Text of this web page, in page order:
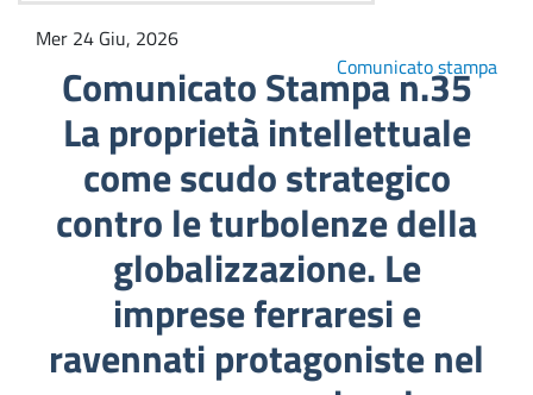
Mer 24 Giu, 2026
Comunicato Stampa n.35
La proprietà intellettuale
come scudo strategico
contro le turbolenze della
globalizzazione. Le
imprese ferraresi e
ravennati protagoniste nel
Comunicato stampa